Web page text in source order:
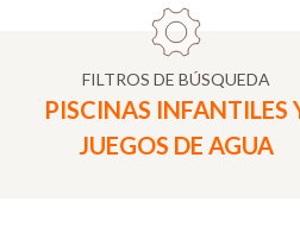
FILTROS DE BÚSQUEDA
PISCINAS INFANTILES
JUEGOS DE AGUA